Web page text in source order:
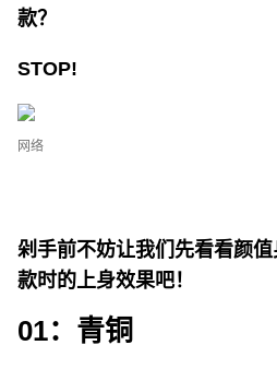
款？
STOP!
网络
剁手前不妨让我们先看看颜
款时的上身效果吧！
01：青铜